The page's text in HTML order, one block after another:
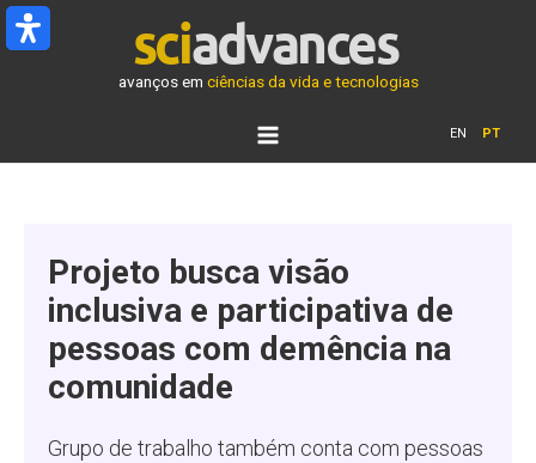
Ir
para
avanços em ciências da vida e tecnologias
EN PT
Projeto busca visão
inclusiva e participativa de
pessoas com demência na
comunidade
Grupo de trabalho também conta com pessoas